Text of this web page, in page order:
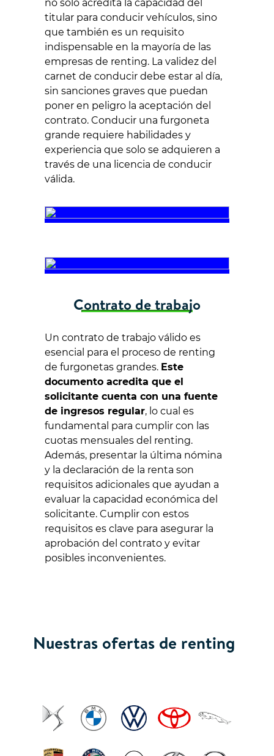
no solo acredita la capacidad del
titular para conducir vehículos, sino
que también es un requisito
indispensable en la mayoría de las
empresas de renting. La validez del
carnet de conducir debe estar al día,
sin sanciones graves que puedan
poner en peligro la aceptación del
contrato. Conducir una furgoneta
grande requiere habilidades y
experiencia que solo se adquieren a
través de una licencia de conducir
válida.
Contrato de trabajo
Un contrato de trabajo válido es
esencial para el proceso de renting
de furgonetas grandes. Este
documento acredita que el
solicitante cuenta con una fuente
de ingresos regular, lo cual es
fundamental para cumplir con las
cuotas mensuales del renting.
Además, presentar la última nómina
y la declaración de la renta son
requisitos adicionales que ayudan a
evaluar la capacidad económica del
solicitante. Cumplir con estos
requisitos es clave para asegurar la
aprobación del contrato y evitar
posibles inconvenientes.
Nuestras ofertas de renting